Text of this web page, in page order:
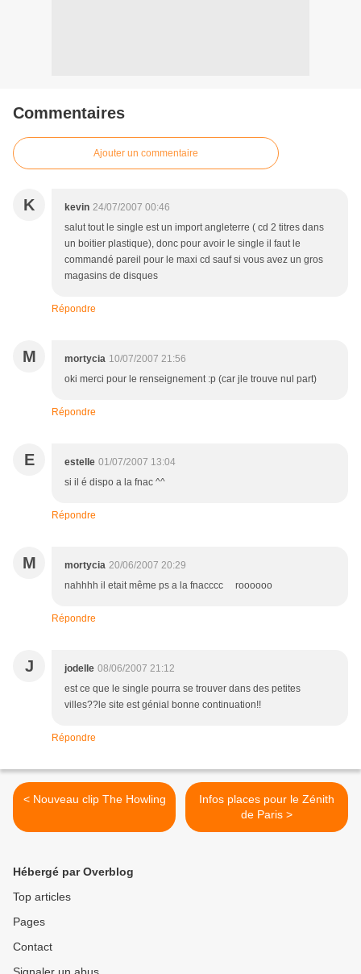
Commentaires
Ajouter un commentaire
K kevin 24/07/2007 00:46
salut tout le single est un import angleterre ( cd 2 titres dans
un boitier plastique), donc pour avoir le single il faut le
commandé pareil pour le maxi cd sauf si vous avez un gros
magasins de disques
Répondre
M mortycia 10/07/2007 21:56
oki merci pour le renseignement :p (car jle trouve nul part)
Répondre
E estelle 01/07/2007 13:04
si il é dispo a la fnac ^^
Répondre
M mortycia 20/06/2007 20:29
nahhhh il etait même ps a la fnacccc roooooo
Répondre
J jodelle 08/06/2007 21:12
est ce que le single pourra se trouver dans des petites
villes??le site est génial bonne continuation!!
Répondre
< Nouveau clip The Howling
Infos places pour le Zénith
de Paris >
Hébergé par Overblog
Top articles
Pages
Contact